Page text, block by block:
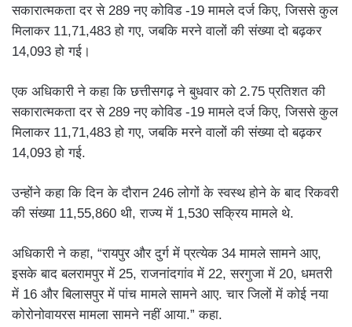
सकारात्मकता दर से 289 नए कोविड -19 मामले दर्ज किए, जिससे कुल
मिलाकर 11,71,483 हो गए, जबकि मरने वालों की संख्या दो बढ़कर
14,093 हो गई।
एक अधिकारी ने कहा कि छत्तीसगढ़ ने बुधवार को 2.75 प्रतिशत की
सकारात्मकता दर से 289 नए कोविड -19 मामले दर्ज किए, जिससे कुल
मिलाकर 11,71,483 हो गए, जबकि मरने वालों की संख्या दो बढ़कर
14,093 हो गई.
उन्होंने कहा कि दिन के दौरान 246 लोगों के स्वस्थ होने के बाद रिकवरी
की संख्या 11,55,860 थी, राज्य में 1,530 सक्रिय मामले थे.
अधिकारी ने कहा, “रायपुर और दुर्ग में प्रत्येक 34 मामले सामने आए,
इसके बाद बलरामपुर में 25, राजनांदगांव में 22, सरगुजा में 20, धमतरी
में 16 और बिलासपुर में पांच मामले सामने आए. चार जिलों में कोई नया
कोरोनोवायरस मामला सामने नहीं आया.” कहा.